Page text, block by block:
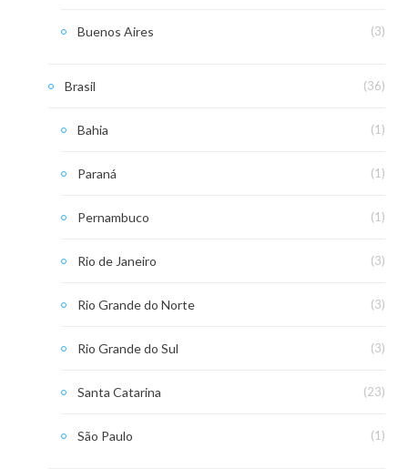
Buenos Aires (3)
Brasil (36)
Bahia (1)
Paraná (1)
Pernambuco (1)
Rio de Janeiro (3)
Rio Grande do Norte (3)
Rio Grande do Sul (3)
Santa Catarina (23)
São Paulo (1)